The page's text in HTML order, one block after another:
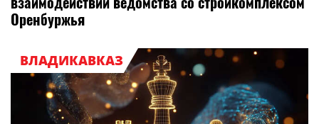
Оренбуржья
ВЛАДИКАВКАЗ